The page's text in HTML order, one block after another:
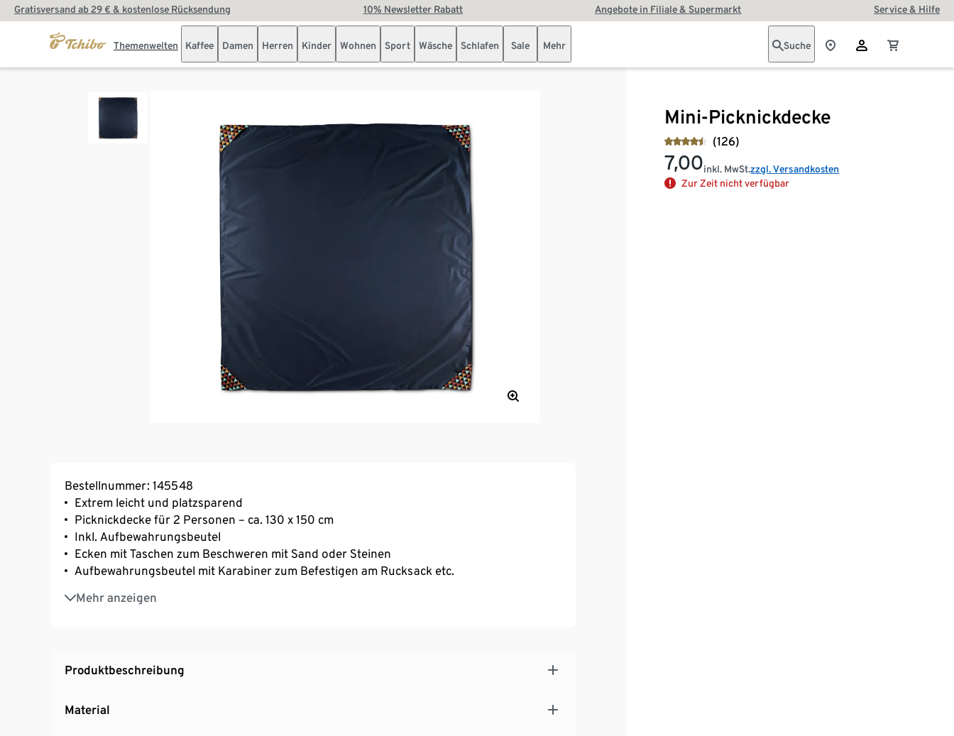
Gratisversand ab 29 € & kostenlose Rücksendung 10% Newsletter Rabatt Angebote in Filiale & Supermarkt Service & Hilfe
Themenwelten Kaffee Damen Herren Kinder Wohnen Sport Wäsche Schlafen Sale Mehr Suche
Mini-Picknickdecke
(126)
7,00inkl. MwSt.zzgl. Versandkosten
Zur Zeit nicht verfügbar
Bestellnummer: 145548
Extrem leicht und platzsparend
Picknickdecke für 2 Personen – ca. 130 x 150 cm
Inkl. Aufbewahrungsbeutel
Ecken mit Taschen zum Beschweren mit Sand oder Steinen
Aufbewahrungsbeutel mit Karabiner zum Befestigen am Rucksack etc.
Mehr anzeigen
Ideal geeignet für Outdoor-Aktivitäten wie Picknick, Strand, Konzerte, Festivals und
Camping
Produktbeschreibung
Material